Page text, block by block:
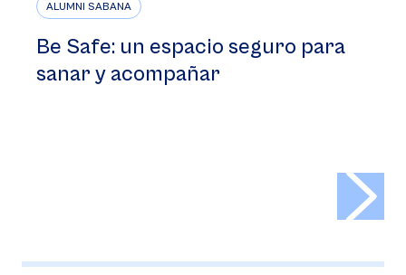
ALUMNI SABANA
Be Safe: un espacio seguro para
sanar y acompañar